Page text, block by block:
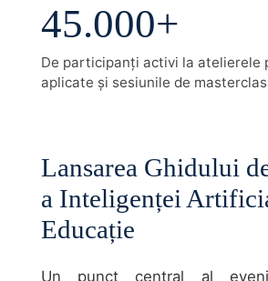
45.000+
De participanți activi la atelierele
aplicate și sesiunile de
Lansarea Ghidului
a Inteligenței
Educație
Un punct central al